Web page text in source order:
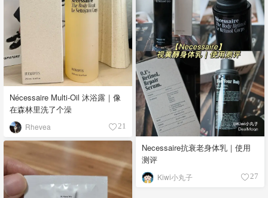
Nécessaire Multi-Oil 沐浴露｜像
在森林里洗了个澡
Rhevea 21
Necessaire抗衰老身体乳｜使用
测评
Kiwi小丸子 27